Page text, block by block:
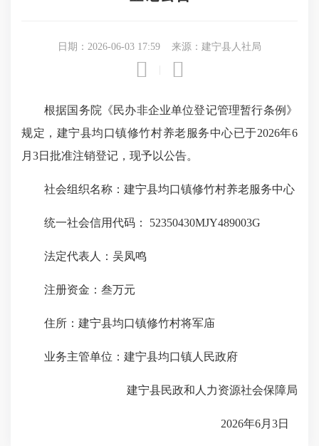
日期：2026-06-03 17:59 来源：建宁县人社局
 
根据国务院《民办非企业单位登记管理暂行条例》
规定，建宁县均口镇修竹村养老服务中心已于2026年6
月3日批准注销登记，现予以公告。
社会组织名称：建宁县均口镇修竹村养老服务中心
统一社会信用代码： 52350430MJY489003G
法定代表人：吴凤鸣
注册资金：叁万元
住所：建宁县均口镇修竹村将军庙
业务主管单位：建宁县均口镇人民政府
建宁县民政和人力资源社会保障局
2026年6月3日